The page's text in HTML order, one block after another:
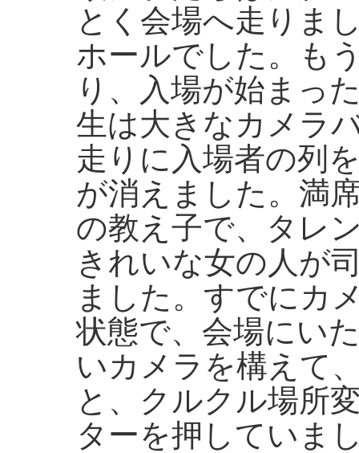
とく会場へ走りま
ホールでした。も
り、入場が始まっ
生は大きなカメラ
走りに入場者の列
が消えました。満
の教え子で、タレ
きれいな女の人が
ました。すでにカ
状態で、会場にい
いカメラを構えて
と、クルクル場所
ターを押していま